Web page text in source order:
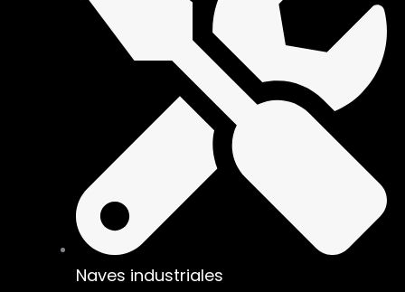
Naves industriales